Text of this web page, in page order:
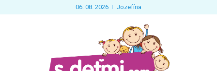
06. 08. 2026 Jozefína